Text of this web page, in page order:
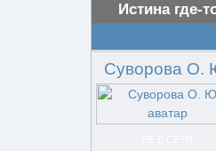
Истина где-
Суворова О.